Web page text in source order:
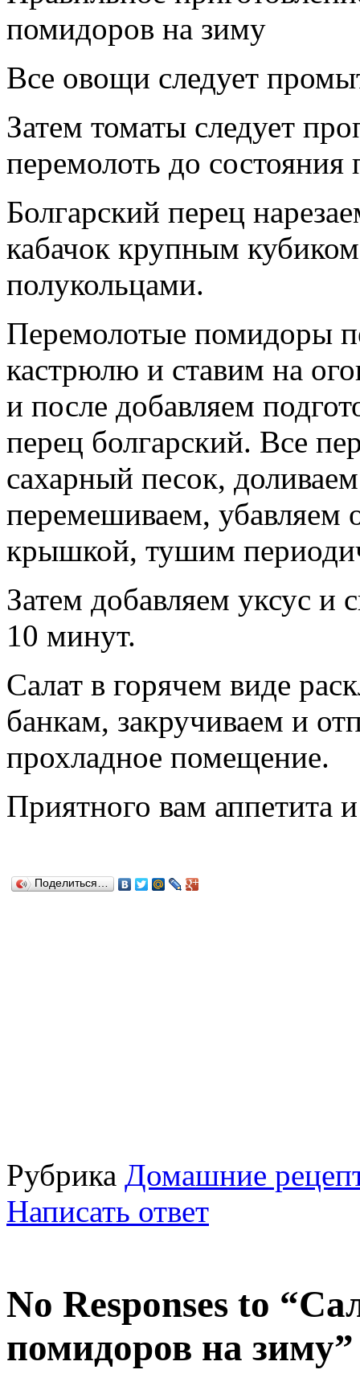
помидоров на зиму
Все овощи следует
Затем томаты следует
перемолоть до
Болгарский перец
кабачок крупным
полукольцами.
Перемолотые помидоры
кастрюлю и ставим на
и после добавляем
перец болгарский. Все
сахарный песок,
перемешиваем, убавляем
крышкой, тушим
Затем добавляем уксус
10 минут.
Салат в горячем виде
банкам, закручиваем и
прохладное помещение.
Приятного вам аппетита
Поделиться…
Рубрика Домашние
Написать ответ
No Responses to
помидоров на зиму”